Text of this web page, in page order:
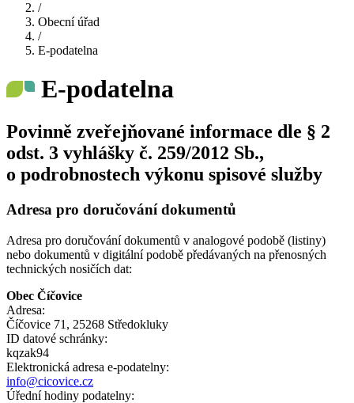
/
Obecní úřad
/
E-podatelna
E-podatelna
Povinně zveřejňované informace dle § 2
odst. 3 vyhlášky č. 259/2012 Sb.,
o podrobnostech výkonu spisové služby
Adresa pro doručování dokumentů
Adresa pro doručování dokumentů v analogové podobě (listiny)
nebo dokumentů v digitální podobě předávaných na přenosných
technických nosičích dat:
Obec Číčovice
Adresa:
Číčovice 71, 25268 Středokluky
ID datové schránky:
kqzak94
Elektronická adresa e‑podatelny:
info@cicovice.cz
Úřední hodiny podatelny: